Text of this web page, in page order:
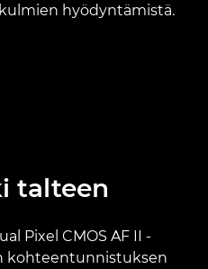
hyödyntämistä.
talteen
Pixel CMOS AF II -
kohteentunnistuksen